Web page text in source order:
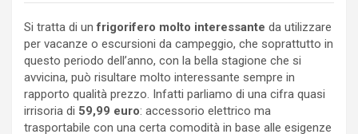
Si tratta di unfrigorifero molto interessante da utilizzare
per vacanze o escursioni da campeggio, che soprattutto in
questo periodo dell’anno, con la bella stagione che si
avvicina, può risultare molto interessante sempre in
rapporto qualità prezzo. Infatti parliamo di una cifra quasi
irrisoria di 59,99 euro: accessorio elettrico ma
trasportabile con una certa comodità in base alle esigenze